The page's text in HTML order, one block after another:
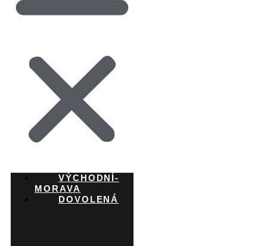
VÝCHODNÍ-
MORAVA
DOVOLENÁ